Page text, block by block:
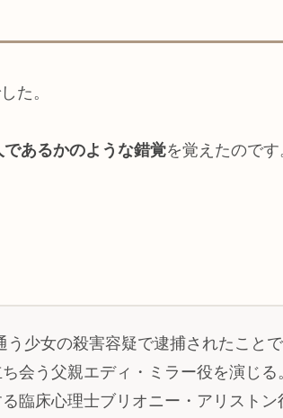
た。
あるかのような錯覚を覚えたので
少女の殺害容疑で逮捕されたこと
会う父親エディ・ミラー役を演じる
臨床心理士ブリオニー・アリストン